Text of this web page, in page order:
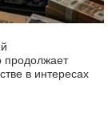
в интересах